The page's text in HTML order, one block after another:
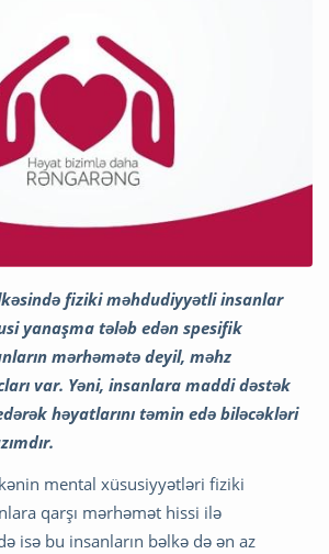
fiziki məhdudiyyətli insanlar
yanaşma tələb edən spesifik
mərhəmətə deyil, məhz
var. Yəni, insanlara maddi dəstək
həyatlarını təmin edə biləcəkləri
mental xüsusiyyətləri fiziki
qarşı mərhəmət hissi ilə
isə bu insanların bəlkə də ən az